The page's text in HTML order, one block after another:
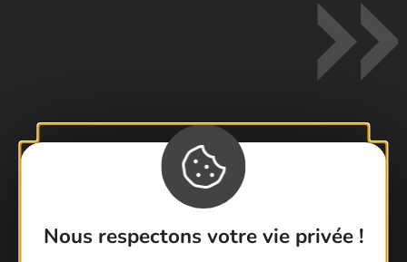
Nous respectons votre vie privée !
Contactez-nous !
Foire aux questions
Cartoguides et Topoguides